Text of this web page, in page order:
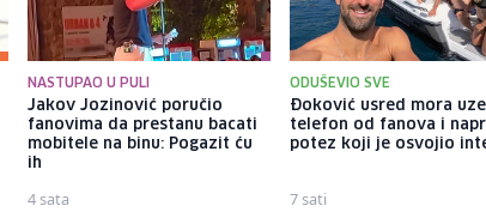
NASTUPAO U PULI
Jakov Jozinović poručio
fanovima da prestanu bacati
mobitele na binu: Pogazit ću
ih
4 sata
ODUŠEVIO SVE
Đoković usred mora
telefon od fanova i
potez koji je osvojio
7 sati